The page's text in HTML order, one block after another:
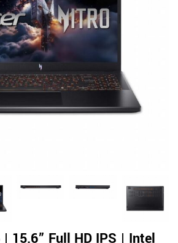
15.6” Full HD IPS | Intel